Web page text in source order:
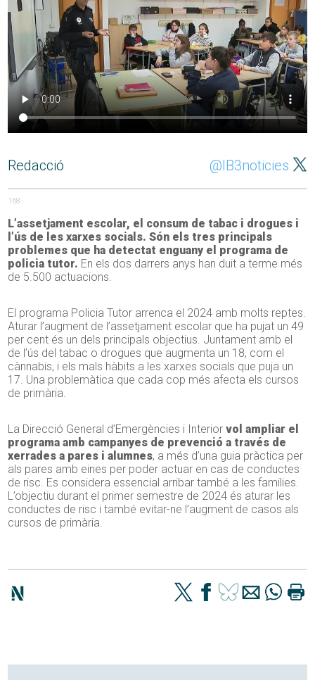
Redacció @IB3noticies
168
L’assetjament escolar, el consum de tabac i drogues i
l’ús de les xarxes socials. Són els tres principals
problemes que ha detectat enguany el programa de
policia tutor. En els dos darrers anys han duit a terme més
de 5.500 actuacions.
El programa Policia Tutor arrenca el 2024 amb molts reptes.
Aturar l’augment de l’assetjament escolar que ha pujat un 49
per cent és un dels principals objectius. Juntament amb el
de l’ús del tabac o drogues que augmenta un 18, com el
cànnabis, i els mals hàbits a les xarxes socials que puja un
17. Una problemàtica que cada cop més afecta els cursos
de primària.
La Direcció General d’Emergències i Interiorvol ampliar el
programa amb campanyes de prevenció a través de
xerrades a pares i alumnes, a més d’una guia pràctica per
als pares amb eines per poder actuar en cas de conductes
de risc. Es considera essencial arribar també a les families.
L’objectiu durant el primer semestre de 2024 és aturar les
conductes de risc i també evitar-ne l’augment de casos als
cursos de primària.